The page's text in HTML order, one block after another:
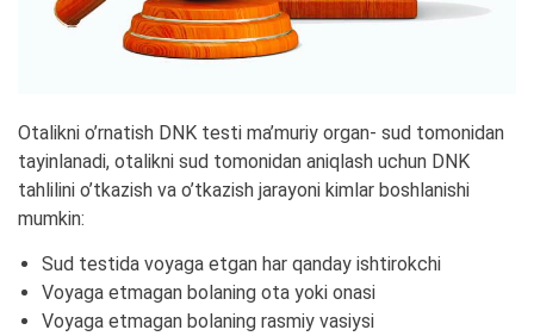
Otalikni o’rnatish DNK testi ma’muriy organ- sud tomonidan
tayinlanadi, otalikni sud tomonidan aniqlash uchun DNK
tahlilini o’tkazish va o’tkazish jarayoni kimlar boshlanishi
mumkin:
Sud testida voyaga etgan har qanday ishtirokchi
Voyaga etmagan bolaning ota yoki onasi
Voyaga etmagan bolaning rasmiy vasiysi